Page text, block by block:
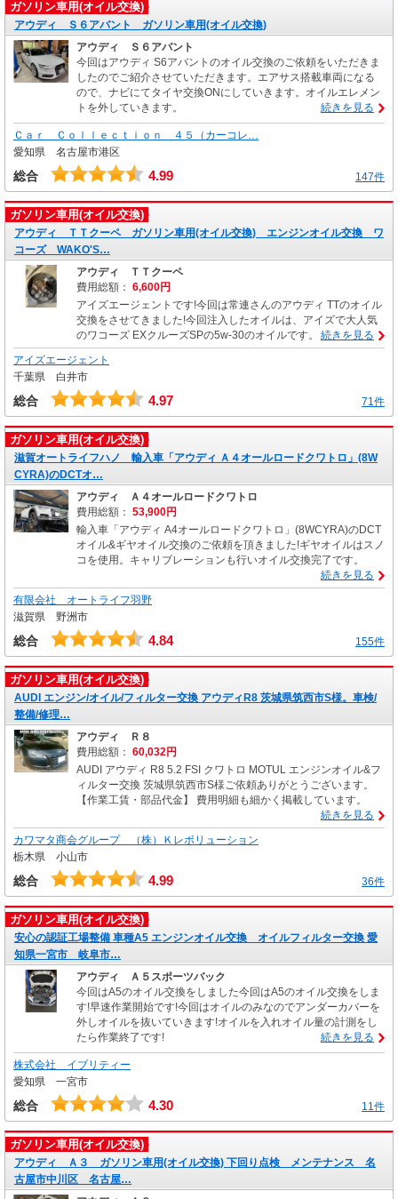
ガソリン車用(オイル交換)
アウディ Ｓ６アバント ガソリン車用(オイル交換)
アウディ Ｓ６アバント
今回はアウディ S6アバントのオイル交換のご依頼をいただきま
したのでご紹介させていただきます。エアサス搭載車両になる
ので、ナビにてタイヤ交換ONにしていきます。オイルエレメン
トを外していきます。
続きを見る
Ｃａｒ Ｃｏｌｌｅｃｔｉｏｎ ４５（カーコレ…
愛知県 名古屋市港区
総合 4.99 147件
ガソリン車用(オイル交換)
アウディ ＴＴクーペ ガソリン車用(オイル交換) エンジンオイル交換 ワ
コーズ WAKO'S…
アウディ ＴＴクーペ
費用総額： 6,600円
アイズエージェントです!今回は常連さんのアウディ TTのオイル
交換をさせてきました!今回注入したオイルは、アイズで大人気
のワコーズ EXクルーズSPの5w-30のオイルです。
続きを見る
アイズエージェント
千葉県 白井市
総合 4.97 71件
ガソリン車用(オイル交換)
滋賀オートライフハノ 輸入車「アウディ Ａ４オールロードクワトロ」(8W
CYRA)のDCTオ…
アウディ Ａ４オールロードクワトロ
費用総額： 53,900円
輸入車「アウディ A4オールロードクワトロ」(8WCYRA)のDCT
オイル&ギヤオイル交換のご依頼を頂きました!ギヤオイルはスノ
コを使用。キャリブレーションも行いオイル交換完了です。
続きを見る
有限会社 オートライフ羽野
滋賀県 野洲市
総合 4.84 155件
ガソリン車用(オイル交換)
AUDI エンジン/オイル/フィルター交換 アウディR8 茨城県筑西市S様。車検/
整備/修理…
アウディ Ｒ８
費用総額： 60,032円
AUDI アウディ R8 5.2 FSI クワトロ MOTUL エンジンオイル&フ
ィルター交換 茨城県筑西市S様ご依頼ありがとうございます。
【作業工賃・部品代金】 費用明細も細かく掲載しています。
続きを見る
カワマタ商会グループ （株）Ｋレボリューション
栃木県 小山市
総合 4.99 36件
ガソリン車用(オイル交換)
安心の認証工場整備 車種A5 エンジンオイル交換 オイルフィルター交換 愛
知県一宮市 岐阜市…
アウディ Ａ５スポーツバック
今回はA5のオイル交換をしました今回はA5のオイル交換をしま
す!早速作業開始です!今回はオイルのみなのでアンダーカバーを
外しオイルを抜いていきます!オイルを入れオイル量の計測をし
たら作業終了です!
続きを見る
株式会社 イブリティー
愛知県 一宮市
総合 4.30 11件
ガソリン車用(オイル交換)
アウディ Ａ３ ガソリン車用(オイル交換) 下回り点検 メンテナンス 名
古屋市中川区 名古屋…